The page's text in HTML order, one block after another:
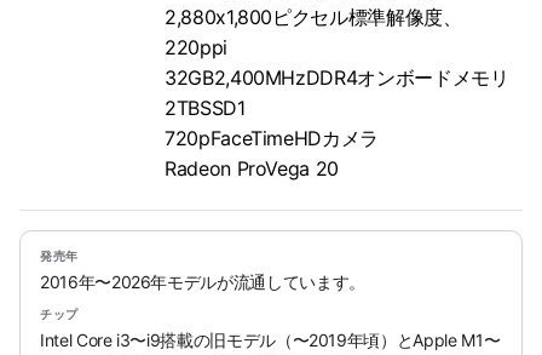
2,880x1,800ピクセル標準解像度、
220ppi
32GB2,400MHzDDR4オンボードメモリ
2TBSSD1
720pFaceTimeHDカメラ
Radeon ProVega 20
発売年
2016年〜2026年モデルが流通しています。
チップ
Intel Core i3〜i9搭載の旧モデル（〜2019年頃）とApple M1〜